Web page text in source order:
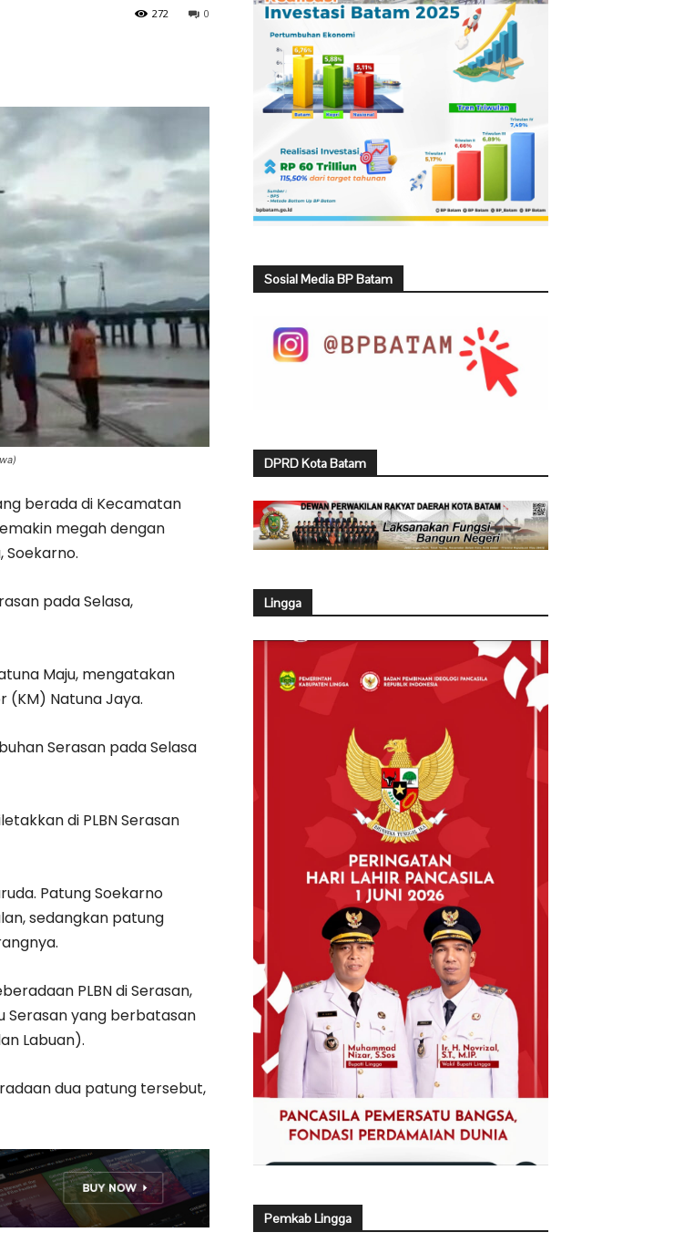
0
272
berada di Kecamatan
megah dengan
Soekarno.
pada Selasa,
Maju, mengatakan
(KM) Natuna Jaya.
Serasan pada Selasa
di PLBN Serasan
Patung Soekarno
sedangkan patung
PLBN di Serasan,
Serasan yang berbatasan
Labuan).
dua patung tersebut,
Sosial Media BP Batam
DPRD Kota Batam
Lingga
Pemkab Lingga